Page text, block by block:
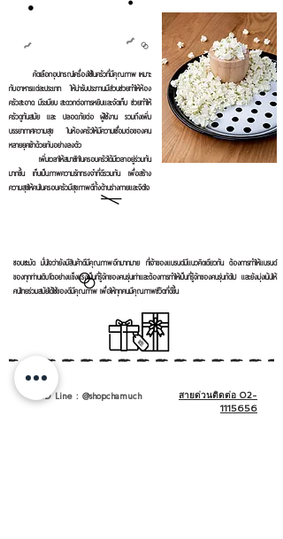
คัดเลือกอุปกรณ์เครื่องใช้ในครัวที่มีคุณภาพ เหมาะ
กับอาหารแต่ละประเภท ให้น่ารับประทานมีส่วนช่วยทำให้ห้อง
ครัวสะอาด มีระเบียบ สะดวกต่อการหยิบและจัดเก็บ ช่วยทำให้
ครัวดูทันสมัย และ ปลอดภัยต่อ ผู้ใช้งาน รวมถึงเพิ่ม
บรรยากาศความสุข ในห้องครัวให้มีความเชื่อมต่อของคน
หลายยุคเข้าด้วยกันอย่างลงตัว
เพิ่มเวลาให้สมาชิกในครอบครัวได้มีเวลาอยู่ร่วมกัน
มากขึ้น เก็บเป็นภาพความรักทรงจำที่ดีรวมกัน เพื่อสร้าง
ความสุขให้คนในครอบครัวมีสุขภาพดีทั้งด้านร่างกายและจิตใจ
ชอบชะมัด มั่นใจว่ายังมีสินค้าดีมีคุณภาพอีกมากมาย ที่เจ้าของแบรนด์มีแนวคิดเดียวกัน ต้องการทำให้แบรนด์
ของทุกท่านเติบโตอย่างแข็งแรงเป็นที่รู้จักของคนรุ่นเก่าและต้องการทำให้เป็นที่รู้จักของคนรุ่นถัดไป และยังมุ่งเน้นให้
คนไทยร่วมสมัยได้ใช้ของดีมีคุณภาพ เพื่อให้ทุกคนมีคุณภาพชีวิตที่ดีขึ้น
ID Line : @shopchamuch
สายด่วนติดต่อ 02-
1115656